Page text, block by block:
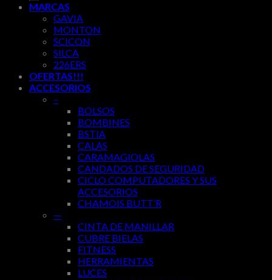
MARCAS
GAVIA
MONTON
SCICON
SILCA
226ERS
OFERTAS!!!
ACCESORIOS
–
BOLSOS
BOMBINES
BSTIA
CALAS
CARAMAGIOLAS
CANDADOS DE SEGURIDAD
CICLO COMPUTADORES Y SUS
ACCESORIOS
CHAMOIS BUTT’R
—
CINTA DE MANILLAR
CUBRE BIELAS
FITNESS
HERRAMIENTAS
LUCES